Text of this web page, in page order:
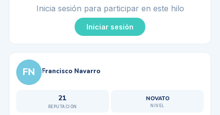
Inicia sesión para participar en este hilo
Iniciar sesión
FN Francisco Navarro
21
REPUTACIÓN
NOVATO
NIVEL